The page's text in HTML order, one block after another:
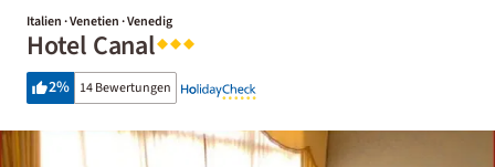
Italien · Venetien · Venedig
Hotel Canal
2% 14 Bewertungen